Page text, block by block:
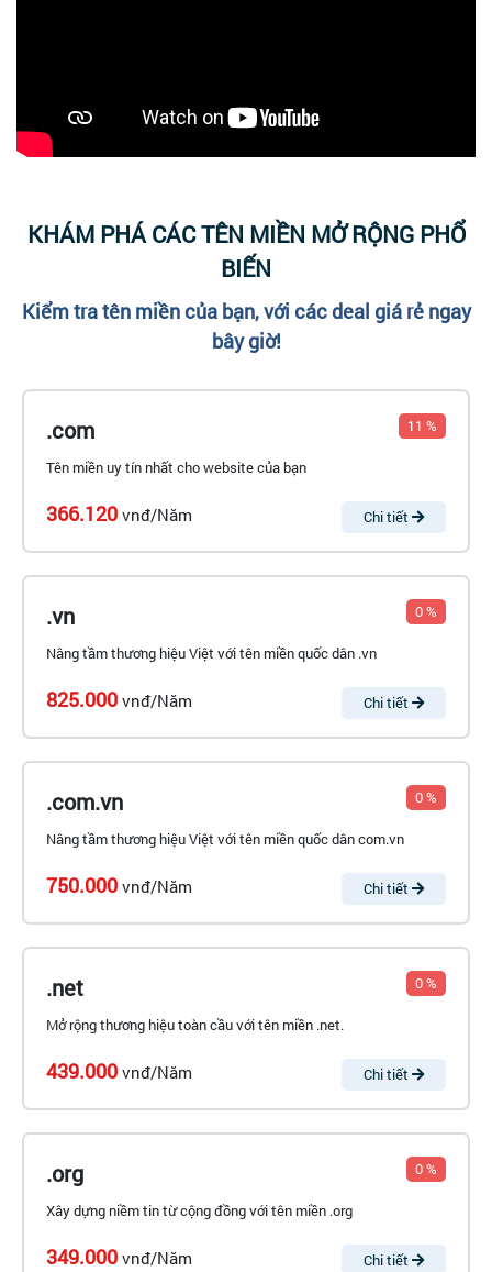
KHÁM PHÁ CÁC TÊN MIỀN MỞ RỘNG PHỔ
BIẾN
Kiểm tra tên miền của bạn, với các deal giá rẻ ngay
bây giờ!
.com
Tên miền uy tín nhất cho website của bạn
11 %
366.120 vnđ/Năm Chi tiết
.vn
Nâng tầm thương hiệu Việt với tên miền quốc dân .vn
0 %
825.000 vnđ/Năm Chi tiết
.com.vn
Nâng tầm thương hiệu Việt với tên miền quốc dân com.vn
0 %
750.000 vnđ/Năm Chi tiết
.net
Mở rộng thương hiệu toàn cầu với tên miền .net.
0 %
439.000 vnđ/Năm Chi tiết
.org
Xây dựng niềm tin từ cộng đồng với tên miền .org
0 %
349.000 vnđ/Năm Chi tiết